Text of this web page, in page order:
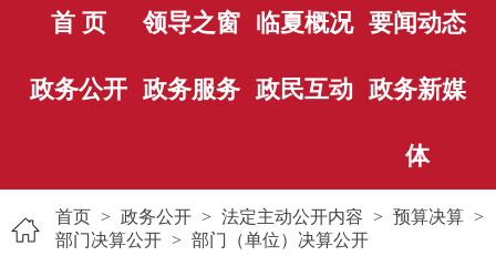
首 页 领导之窗 临夏概况 要闻动态
政务公开 政务服务 政民互动 政务新媒
体
首页 > 政务公开 > 法定主动公开内容 > 预算决算 >
部门决算公开 > 部门（单位）决算公开